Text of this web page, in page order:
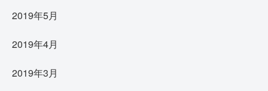
2019年5月
2019年4月
2019年3月